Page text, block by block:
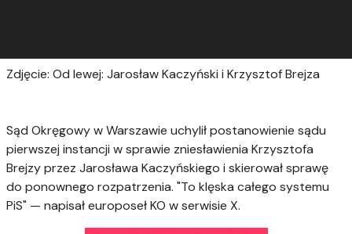
Zdjęcie: Od lewej: Jarosław Kaczyński i Krzysztof Brejza
Sąd Okręgowy w Warszawie uchylił postanowienie sądu
pierwszej instancji w sprawie zniesławienia Krzysztofa
Brejzy przez Jarosława Kaczyńskiego i skierował sprawę
do ponownego rozpatrzenia. "To klęska całego systemu
PiS" — napisał europoseł KO w serwisie X.